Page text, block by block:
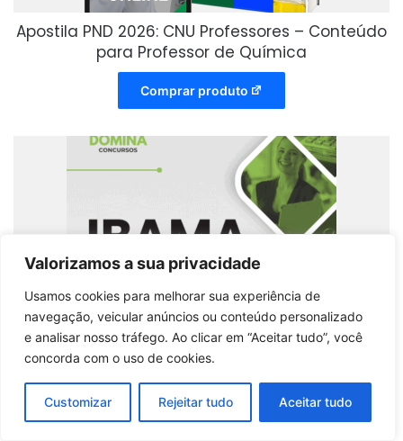
Valorizamos a sua privacidade
Usamos cookies para melhorar sua experiência de
navegação, veicular anúncios ou conteúdo personalizado
e analisar nosso tráfego. Ao clicar em “Aceitar tudo”, você
concorda com o uso de cookies.
Customizar Rejeitar tudo Aceitar tudo
Apostila PND 2026: CNU Professores – Conteúdo
para Professor de Química
Comprar produto
Apostila para Analista Técnico em Ciências